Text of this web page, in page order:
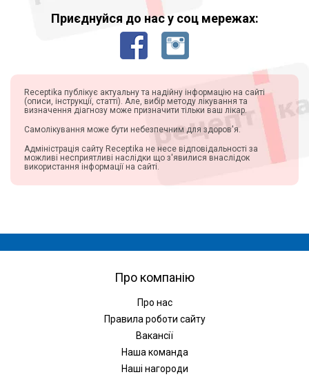
Приєднуйся до нас у соц мережах:
Receptika публікує актуальну та надійну інформацію на сайті
(описи, інструкції, статті). Але, вибір методу лікування та
визначення діагнозу може призначити тільки ваш лікар.
Самолікування може бути небезпечним для здоров'я.
Адміністрація сайту Receptika не несе відповідальності за
можливі несприятливі наслідки що з'явилися внаслідок
використання інформації на сайті.
Про компанію
Про нас
Правила роботи сайту
Вакансії
Наша команда
Наші нагороди